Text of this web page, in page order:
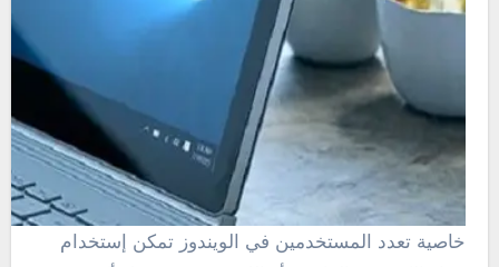
خاصية تعدد المستخدمين في الويندوز تمكن إستخدام